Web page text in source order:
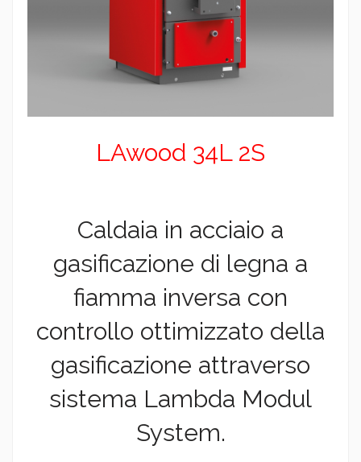
LAwood 34L 2S
Caldaia in acciaio a
gasificazione di legna a
fiamma inversa con
controllo ottimizzato della
gasificazione attraverso
sistema Lambda Modul
System.